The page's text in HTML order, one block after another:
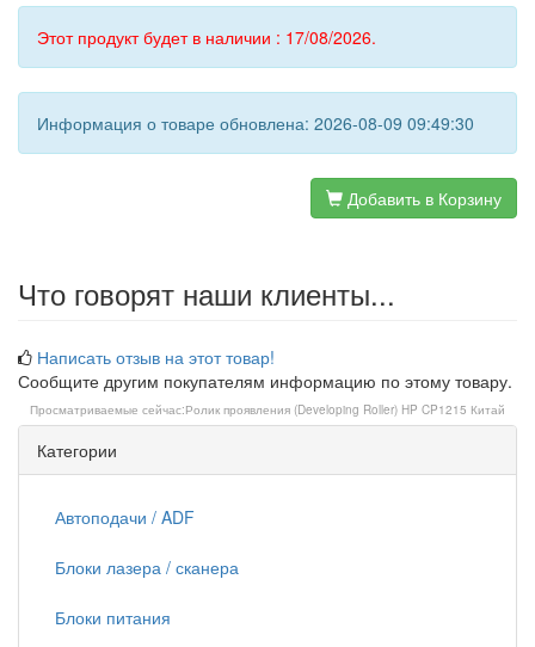
Этот продукт будет в наличии : 17/08/2026.
Информация о товаре обновлена: 2026-08-09 09:49:30
Добавить в Корзину
Что говорят наши клиенты...
Написать отзыв на этот товар!
Сообщите другим покупателям информацию по этому товару.
Просматриваемые сейчас:Ролик проявления (Developing Roller) HP CP1215 Китай
Категории
Автоподачи / ADF
Блоки лазера / сканера
Блоки питания